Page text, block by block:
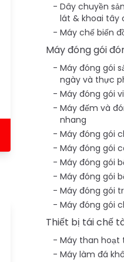
Dây chuyền
lát & khoai tây
Máy chế biến
Máy đóng gói
Máy đóng gói
ngày và thực
Máy đóng gói
Máy đếm và
nhang
Máy đóng gói
Máy đóng gói
Máy đóng gói
Máy đóng gói
Máy đóng gói
Máy đóng gói
Thiết bị tái chế
Máy than hoạt
Máy làm đá khô